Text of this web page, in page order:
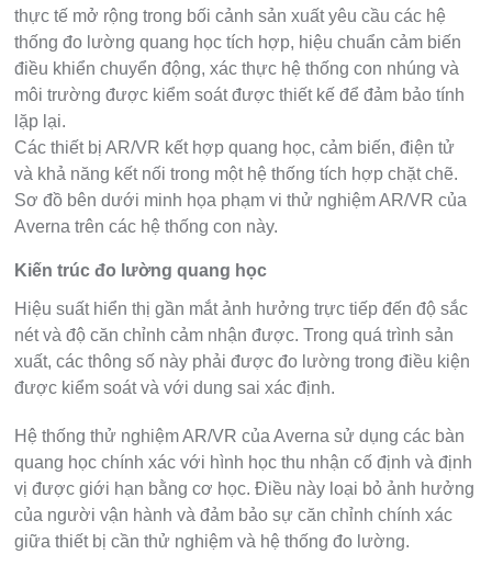
thực tế mở rộng trong bối cảnh sản xuất yêu cầu các hệ
thống đo lường quang học tích hợp, hiệu chuẩn cảm biến
điều khiển chuyển động, xác thực hệ thống con nhúng và
môi trường được kiểm soát được thiết kế để đảm bảo tính
lặp lại.
Các thiết bị AR/VR kết hợp quang học, cảm biến, điện tử
và khả năng kết nối trong một hệ thống tích hợp chặt chẽ.
Sơ đồ bên dưới minh họa phạm vi thử nghiệm AR/VR của
Averna trên các hệ thống con này.
Kiến trúc đo lường quang học
Hiệu suất hiển thị gần mắt ảnh hưởng trực tiếp đến độ sắc
nét và độ căn chỉnh cảm nhận được. Trong quá trình sản
xuất, các thông số này phải được đo lường trong điều kiện
được kiểm soát và với dung sai xác định.
Hệ thống thử nghiệm AR/VR của Averna sử dụng các bàn
quang học chính xác với hình học thu nhận cố định và định
vị được giới hạn bằng cơ học. Điều này loại bỏ ảnh hưởng
của người vận hành và đảm bảo sự căn chỉnh chính xác
giữa thiết bị cần thử nghiệm và hệ thống đo lường.